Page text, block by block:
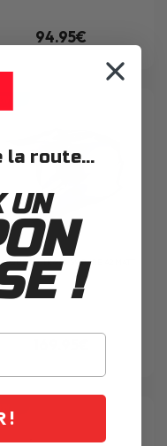
94.95€
MTTRACK SV PURE A2 MATT
la route...
UN
!
!